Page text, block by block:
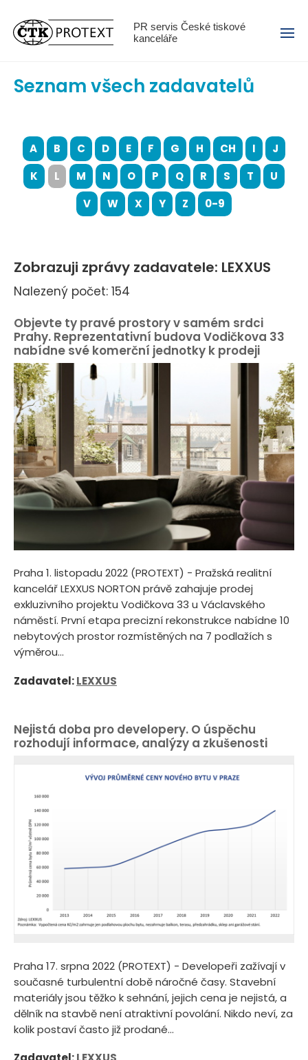
PR servis České tiskové
kanceláře
Menu
Seznam všech zadavatelů
A B C D E F G H CH I
J
K
L M N O P Q R S T
U
V
W X Y Z 0-9
Zobrazuji zprávy zadavatele: LEXXUS
Nalezený počet: 154
Objevte ty pravé prostory v samém srdci
Prahy. Reprezentativní budova Vodičkova 33
nabídne své komerční jednotky k prodeji
Praha 1. listopadu 2022 (PROTEXT) - Pražská realitní
kancelář LEXXUS NORTON právě zahajuje prodej
exkluzivního projektu Vodičkova 33 u Václavského
náměstí. První etapa precizní rekonstrukce nabídne 10
nebytových prostor rozmístěných na 7 podlažích s
výměrou...
Zadavatel:LEXXUS
Nejistá doba pro developery. O úspěchu
rozhodují informace, analýzy a zkušenosti
Praha 17. srpna 2022 (PROTEXT) - Developeři zažívají v
současné turbulentní době náročné časy. Stavební
materiály jsou těžko k sehnání, jejich cena je nejistá, a
dělník na stavbě není atraktivní povolání. Nikdo neví, za
kolik postaví často již prodané...